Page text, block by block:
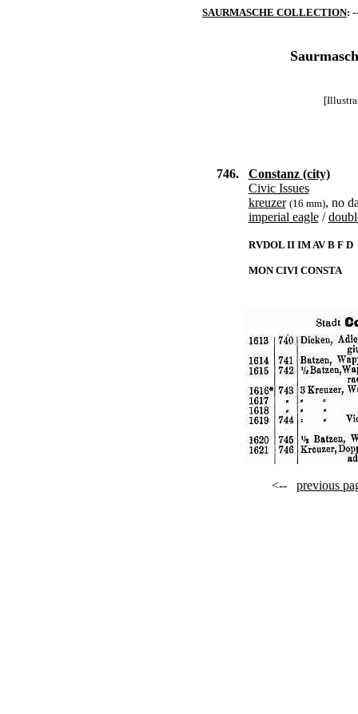
SAURMASCHE COLLECTION:
746.
Constanz (city)
Civic Issues
kreuzer (16 mm), no
imperial eagle/
RVDOL II IM AV B F D
MON CIVI CONSTA
<-- previous